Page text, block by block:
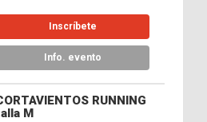
Inscríbete
Info. evento
RUNNING
M